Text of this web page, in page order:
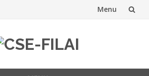
Menu